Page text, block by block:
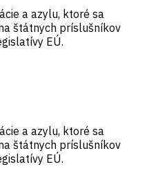
a azylu, ktoré sa
štátnych príslušníkov
EÚ.
a azylu, ktoré sa
štátnych príslušníkov
EÚ.